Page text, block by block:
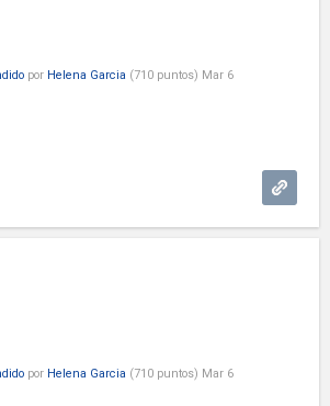
por Helena Garcia (710 puntos) Mar 6
por Helena Garcia (710 puntos) Mar 6